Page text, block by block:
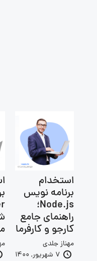
استخدام
برنامه نویس
Node.js؛
راهنمای جامع
کارجو و کارفرما
مهناز جلدی
7 شهریور, 1400